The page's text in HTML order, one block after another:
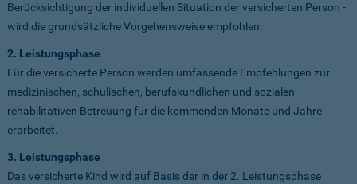
Berücksichtigung der individuellen Situation der versicherten Person -
wird die grundsätzliche Vorgehensweise empfohlen.
2. Leistungsphase
Für die versicherte Person werden umfassende Empfehlungen zur
medizinischen, schulischen, berufskundlichen und sozialen
rehabilitativen Betreuung für die kommenden Monate und Jahre
erarbeitet.
3. Leistungsphase
Das versicherte Kind wird auf Basis der in der 2. Leistungsphase